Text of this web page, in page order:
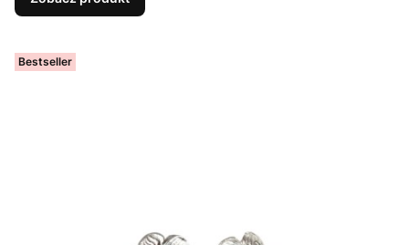
Bestseller